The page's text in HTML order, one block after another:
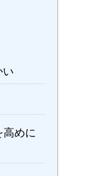
い
めに